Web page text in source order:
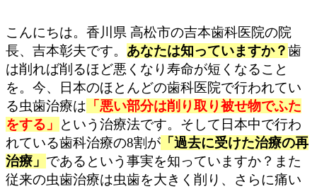
こんにちは。香川県 高松市の吉本歯科医院の院
長、吉本彰夫です。 あなたは知っていますか？歯
は削れば削るほど悪くなり寿命が短くなること
を。今、日本のほとんどの歯科医院で行われてい
る虫歯治療は 「悪い部分は削り取り被せ物でふた
をする」
という治療法です。そして日本中で行わ
れている歯科治療の8割が 「過去に受けた治療の再
治療」 であるという事実を知っていますか？また
従来の虫歯治療は虫歯を大きく削り、さらに痛い